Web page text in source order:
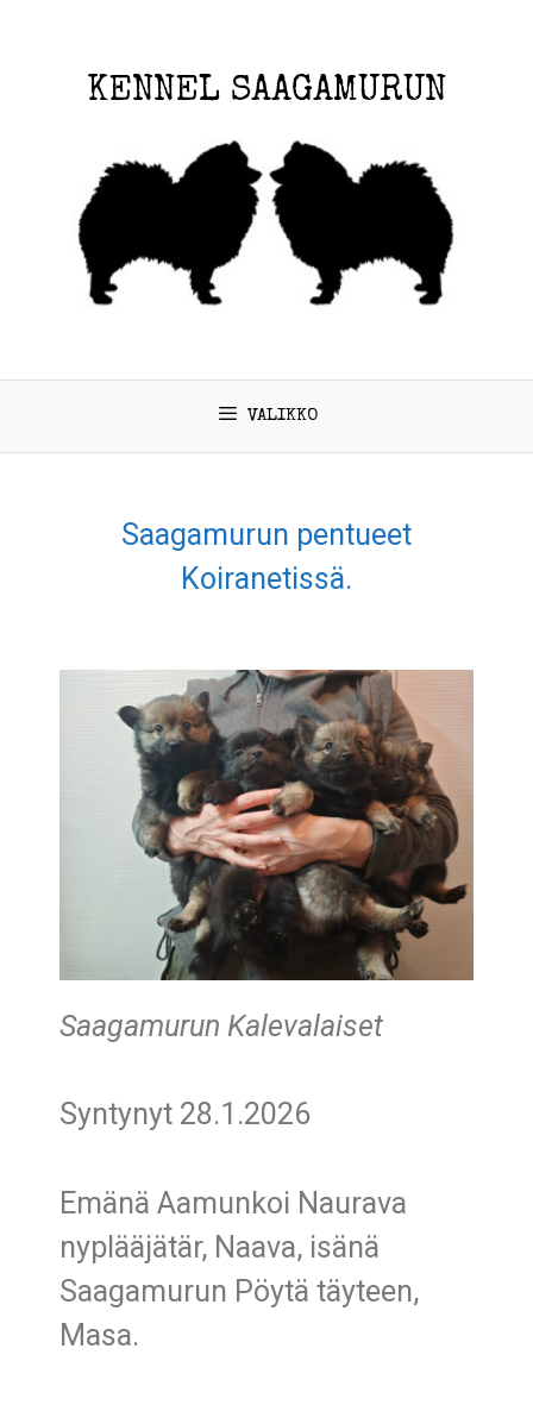
KENNEL SAAGAMURUN
VALIKKO
Saagamurun pentueet
Koiranetissä.
Saagamurun Kalevalaiset
Syntynyt 28.1.2026
Emänä Aamunkoi Naurava
nyplääjätär, Naava, isänä
Saagamurun Pöytä täyteen,
Masa.